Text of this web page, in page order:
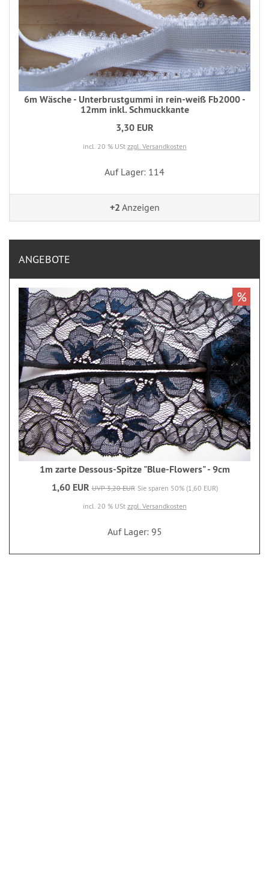
6m Wäsche - Unterbrustgummi in rein-weiß Fb2000 -
12mm inkl. Schmuckkante
3,30 EUR
incl. 20 % USt zzgl. Versandkosten
Auf Lager: 114
+2 Anzeigen
ANGEBOTE
1m zarte Dessous-Spitze "Blue-Flowers" - 9cm
1,60 EUR UVP 3,20 EUR Sie sparen 50% (1,60 EUR)
incl. 20 % USt zzgl. Versandkosten
Auf Lager: 95
%